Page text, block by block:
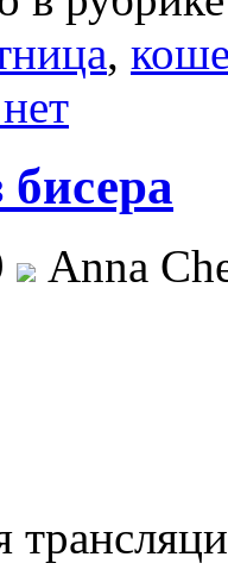
,
Anna